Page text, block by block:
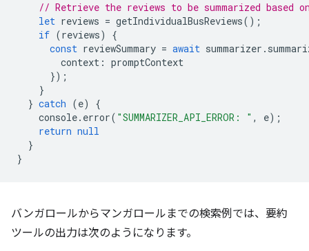
// Retrieve the reviews to be summarized based
let reviews = getIndividualBusReviews();
if (reviews)
{
const reviewSummary = await summarizer .
context : promptContext
});
}
} catch (e)
{
console. error( "SUMMARIZER_API_ERROR: " , e);
return null
}
}
バンガロールからマンガロールまでの検索例では、要約
ツールの出力は次のようになります。